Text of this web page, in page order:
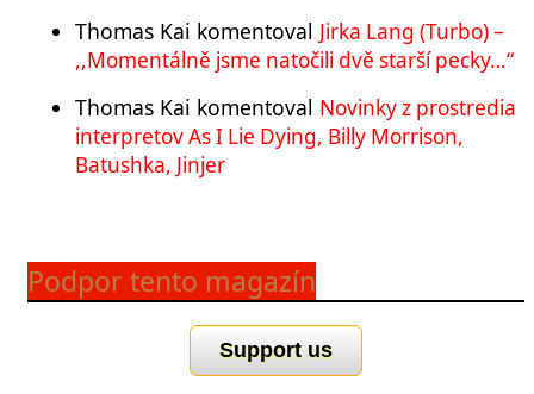
Thomas Kai komentoval Jirka Lang (Turbo) –
,,Momentálně jsme natočili dvě starší pecky…“
Thomas Kai komentoval Novinky z prostredia
interpretov As I Lie Dying, Billy Morrison,
Batushka, Jinjer
Podpor tento magazín
Support us